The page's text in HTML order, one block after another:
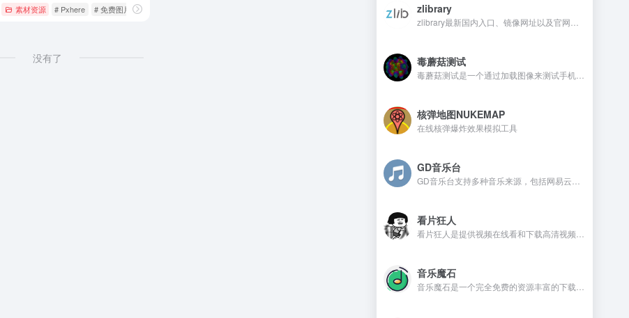
素材资源 # Pxhere # 免费图片 # 图片下载
没有了
zlibrary
毒蘑菇测试
核弹地图NUKEMAP
在线核弹爆炸效果模拟工具
GD音乐台
看片狂人
音乐魔石